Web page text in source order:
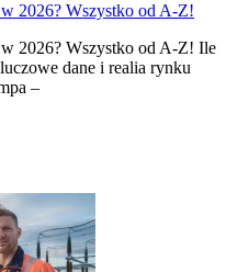
2026? Wszystko od A-Z!
2026? Wszystko od A-Z! Ile
dane i realia rynku
–